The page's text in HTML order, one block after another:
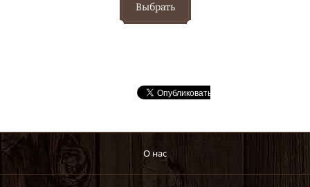
Подается с пармезаном
и сухарями.
Выбрать
О нас